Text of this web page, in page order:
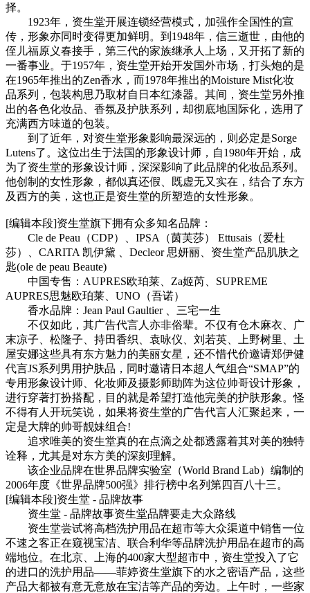
择。
1923年，资生堂开展连锁经营模式，加强作全国性的宣
传，形象亦同时变得更加鲜明。到1948年，信三逝世，由他的
侄儿福原义春接手，第三代的家族继承人上场，又开拓了新的
一番事业。于1957年，资生堂开始开发国外市场，打头炮的是
在1965年推出的Zen香水，而1978年推出的Moisture Mist化妆
品系列，包装构思乃取材自日本红漆器。其间，资生堂另外推
出的各色化妆品、香氛及护肤系列，却彻底地国际化，选用了
充满西方味道的包装。
到了近年，对资生堂形象影响最深远的，则必定是Sorge
Lutens了。这位出生于法国的形象设计师，自1980年开始，成
为了资生堂的形象设计师，深深影响了此品牌的化妆品系列。
他创制的女性形象，都似真还假、既虚无又实在，结合了东方
及西方的美，这也正是资生堂的所塑造的女性形象。
[编辑本段]资生堂旗下拥有众多知名品牌：
Cle de Peau（CDP）、IPSA（茵芙莎） Ettusais（爱杜
莎）、CARITA 凯伊黛 、Decleor 思妍丽、资生堂产品肌肤之
匙(ole de peau Beaute)
中国专售：AUPRES欧珀莱、Za姬芮、SUPREME
AUPRES思魅欧珀莱、UNO（吾诺）
香水品牌：Jean Paul Gaultier 、三宅一生
不仅如此，其广告代言人亦非俗辈。不仅有仓木麻衣、广
末凉子、松隆子、持田香织、袁咏仪、刘若英、上野树里、土
屋安娜这些具有东方魅力的美丽女星，还不惜代价邀请郑伊健
代言JS系列男用护肤品，同时邀请日本超人气组合“SMAP”的
专用形象设计师、化妆师及摄影师助阵为这位帅哥设计形象，
进行穿著打扮搭配，目的就是希望打造他完美的护肤形象。怪
不得有人开玩笑说，如果将资生堂的广告代言人汇聚起来，一
定是大牌的帅哥靓妹组合!
追求唯美的资生堂真的在点滴之处都透露着其对美的独特
诠释，尤其是对东方美的深刻理解。
该企业品牌在世界品牌实验室（World Brand Lab）编制的
2006年度《世界品牌500强》排行榜中名列第四百八十三。
[编辑本段]资生堂 - 品牌故事
资生堂 - 品牌故事资生堂品牌要走大众路线
资生堂尝试将高档洗护用品在超市等大众渠道中销售一位
不速之客正在窥视宝洁、联合利华等品牌洗护用品在超市的高
端地位。在北京、上海的400家大型超市中，资生堂投入了它
的进口的洗护用品——菲婷资生堂旗下的水之密语产品，这些
产品大都被有意无意放在宝洁等产品的旁边。上午时，一些家